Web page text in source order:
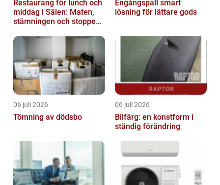
Restaurang för lunch och
middag i Sälen: Maten,
stämningen och stoppen
Engångspall smart
lösning för lättare gods
06 juli 2026
Tömning av dödsbo
06 juli 2026
Bilfärg: en konstform i
ständig förändring